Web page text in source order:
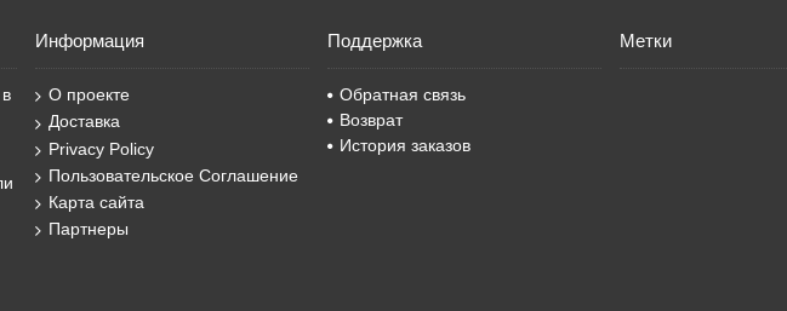
Информация
О проекте
Доставка
Privacy Policy
Пользовательское Соглашение
Карта сайта
Партнеры
Поддержка
Обратная связь
Возврат
История заказов
Метки